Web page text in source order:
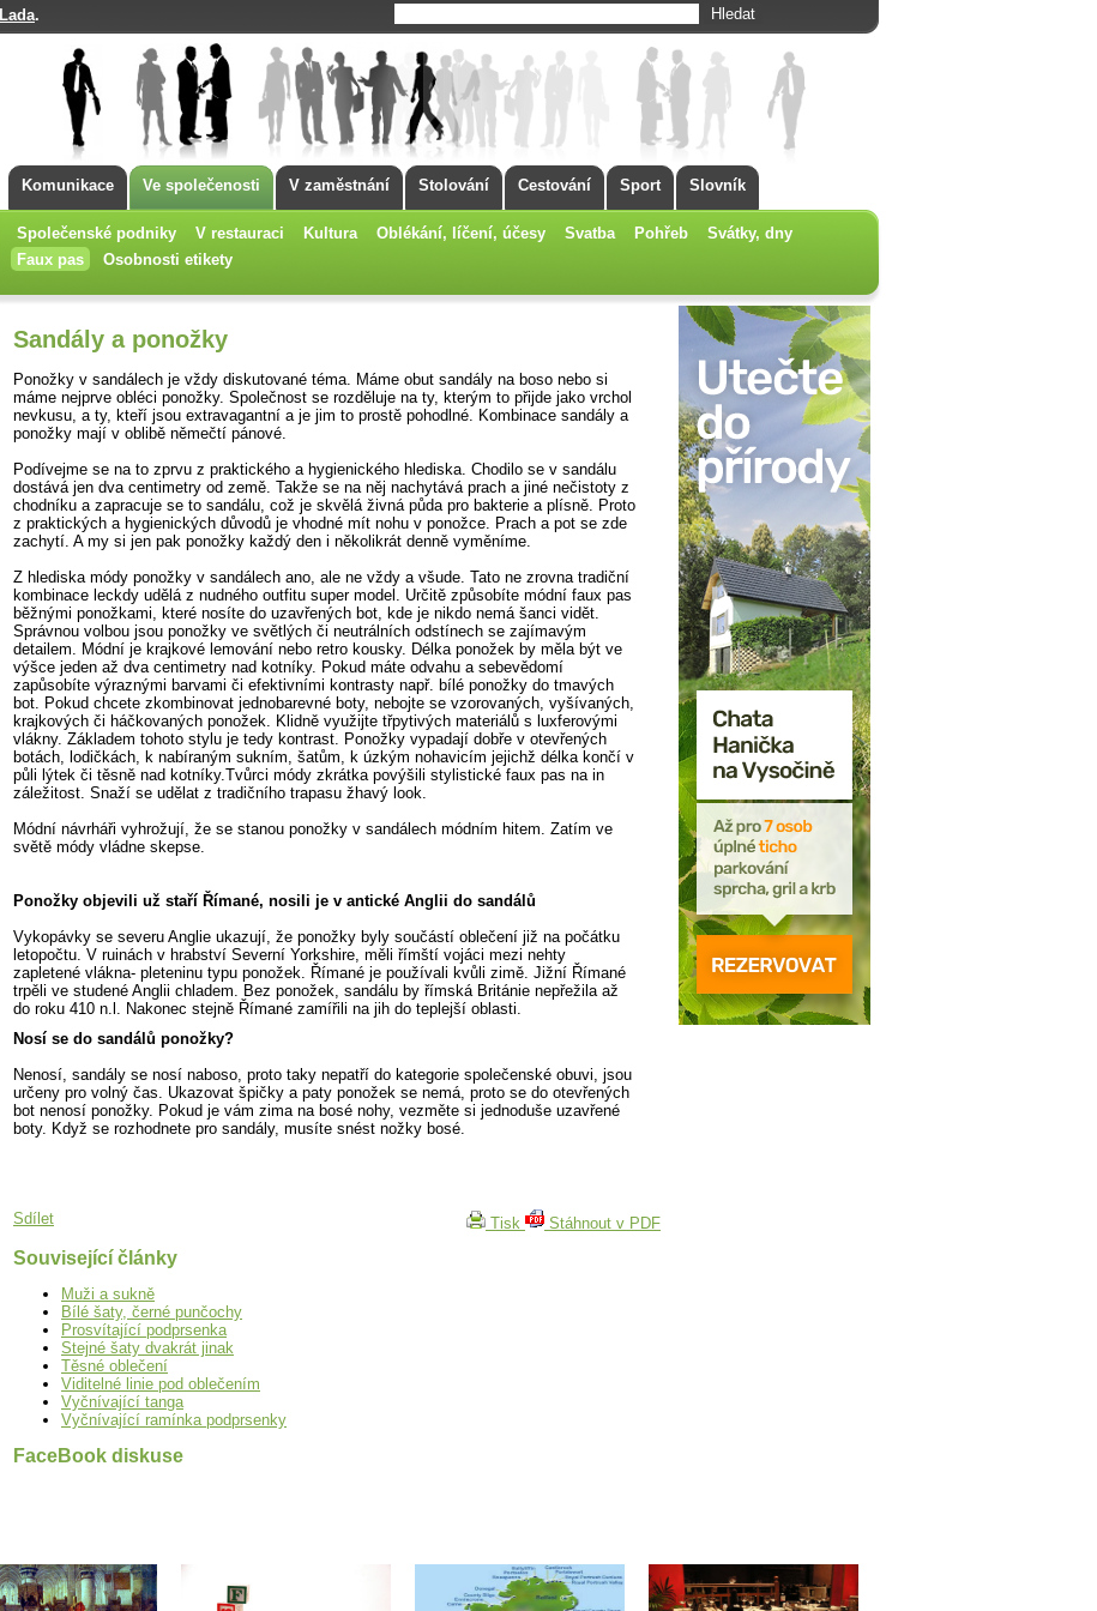
Lada.
Komunikace Ve společenosti V zaměstnání Stolování Cestování Sport Slovník
Společenské podniky V restauraci Kultura Oblékání, líčení, účesy Svatba Pohřeb
Svátky, dny
Faux pas
Osobnosti etikety
Sandály a ponožky
Ponožky v sandálech je vždy diskutované téma. Máme obut sandály na boso nebo si
máme nejprve obléci ponožky. Společnost se rozděluje na ty, kterým to přijde jako vrchol
nevkusu, a ty, kteří jsou extravagantní a je jim to prostě pohodlné. Kombinace sandály a
ponožky mají v oblibě němečtí pánové.
Podívejme se na to zprvu z praktického a hygienického hlediska. Chodilo se v sandálu
dostává jen dva centimetry od země. Takže se na něj nachytává prach a jiné nečistoty z
chodníku a zapracuje se to sandálu, což je skvělá živná půda pro bakterie a plísně. Proto
z praktických a hygienických důvodů je vhodné mít nohu v ponožce. Prach a pot se zde
zachytí. A my si jen pak ponožky každý den i několikrát denně vyměníme.
Z hlediska módy ponožky v sandálech ano, ale ne vždy a všude. Tato ne zrovna tradiční
kombinace leckdy udělá z nudného outfitu super model. Určitě způsobíte módní faux pas
běžnými ponožkami, které nosíte do uzavřených bot, kde je nikdo nemá šanci vidět.
Správnou volbou jsou ponožky ve světlých či neutrálních odstínech se zajímavým
detailem. Módní je krajkové lemování nebo retro kousky. Délka ponožek by měla být ve
výšce jeden až dva centimetry nad kotníky. Pokud máte odvahu a sebevědomí
zapůsobíte výraznými barvami či efektivními kontrasty např. bílé ponožky do tmavých
bot. Pokud chcete zkombinovat jednobarevné boty, nebojte se vzorovaných, vyšívaných,
krajkových či háčkovaných ponožek. Klidně využijte třpytivých materiálů s luxferovými
vlákny. Základem tohoto stylu je tedy kontrast. Ponožky vypadají dobře v otevřených
botách, lodičkách, k nabíraným sukním, šatům, k úzkým nohavicím jejichž délka končí v
půli lýtek či těsně nad kotníky.Tvůrci módy zkrátka povýšili stylistické faux pas na in
záležitost. Snaží se udělat z tradičního trapasu žhavý look.
Módní návrháři vyhrožují, že se stanou ponožky v sandálech módním hitem. Zatím ve
světě módy vládne skepse.
Ponožky objevili už staří Římané, nosili je v antické Anglii do sandálů
Vykopávky se severu Anglie ukazují, že ponožky byly součástí oblečení již na počátku
letopočtu. V ruinách v hrabství Severní Yorkshire, měli římští vojáci mezi nehty
zapletené vlákna- pleteninu typu ponožek. Římané je používali kvůli zimě. Jižní Římané
trpěli ve studené Anglii chladem. Bez ponožek, sandálu by římská Británie nepřežila až
do roku 410 n.l. Nakonec stejně Římané zamířili na jih do teplejší oblasti.
Nosí se do sandálů ponožky?
Nenosí, sandály se nosí naboso, proto taky nepatří do kategorie společenské obuvi, jsou
určeny pro volný čas. Ukazovat špičky a paty ponožek se nemá, proto se do otevřených
bot nenosí ponožky. Pokud je vám zima na bosé nohy, vezměte si jednoduše uzavřené
boty. Když se rozhodnete pro sandály, musíte snést nožky bosé.
Sdílet Tisk Stáhnout v PDF
Související články
Muži a sukně
Bílé šaty, černé punčochy
Prosvítající podprsenka
Stejné šaty dvakrát jinak
Těsné oblečení
Viditelné linie pod oblečením
Vyčnívající tanga
Vyčnívající ramínka podprsenky
FaceBook diskuse